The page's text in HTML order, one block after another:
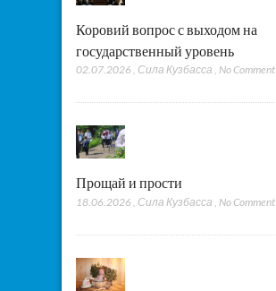
Коровий вопрос с выходом на
государственный уровень
02.07.2026 , Сила Кузбасса , No Comment
Прощай и прости
18.06.2026 Сила Кузбасса No Comment